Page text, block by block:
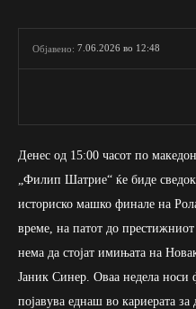
Објавено: 7.06.2026 во 12:48
Денес од 15:00 часот по
„Филип Шатрие“ ќе биде
историско машко финале на
време, на патот до
нема да стојат имињата на
Јаник Синер. Оваа недела носи
појавува еднаш во кариерата за